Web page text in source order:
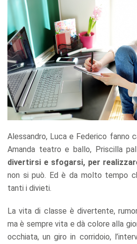
Alessandro, Luca e Federico fanno
Amanda teatro e ballo, Priscilla
divertirsi e sfogarsi, per
non si può. Ed è da molto tempo
tanti i divieti.
La vita di classe è divertente,
ma è sempre vita e dà colore alla
occhiata, un giro in corridoio,